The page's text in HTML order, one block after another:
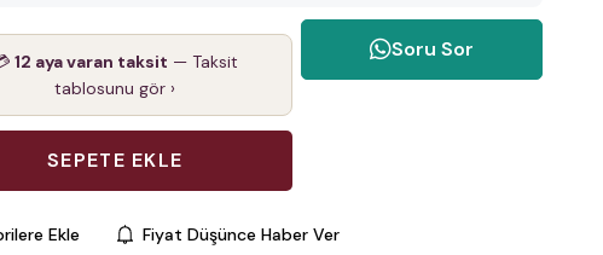
12 aya varan taksit — Taksit
tablosunu gör ›
Soru Sor
Ekle Fiyat Düşünce Haber Ver